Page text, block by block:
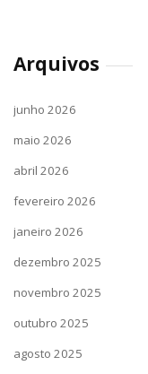
Arquivos
junho 2026
maio 2026
abril 2026
fevereiro 2026
janeiro 2026
dezembro 2025
novembro 2025
outubro 2025
agosto 2025